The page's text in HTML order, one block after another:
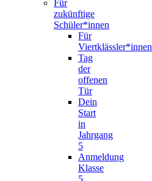
Für
zukünftige
Schüler*innen
Für
Viertklässler*innen
Tag
der
offenen
Tür
Dein
Start
in
Jahrgang
5
Anmeldung
Klasse
5